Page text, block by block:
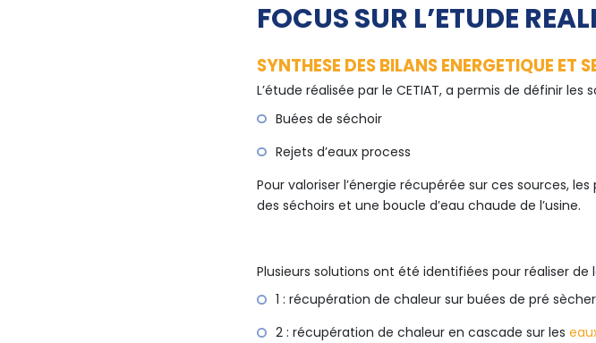
FOCUS SUR L’ETUDE
SYNTHESE DES BILANS ENERGETIQUE ET
L’étude réalisée par le CETIAT, a permis de définir les
Buées de séchoir
Rejets d’eaux process
Pour valoriser l’énergie récupérée sur ces sources,
des séchoirs et une boucle d’eau chaude de l’usine.
Plusieurs solutions ont été identifiées pour réaliser
1 : récupération de chaleur sur buées de pré
2 : récupération de chaleur en cascade sur les